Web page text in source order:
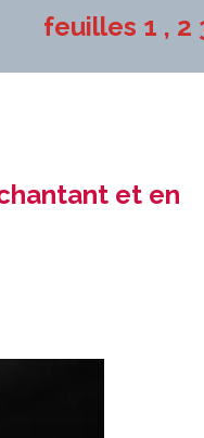
feuilles 1 , 2
et en